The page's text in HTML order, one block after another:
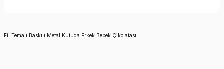
Fil Temalı Baskılı Metal Kutuda Erkek Bebek Çikolatası